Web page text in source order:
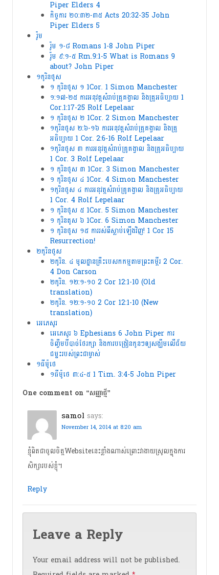
Piper Elders 4
កិច្ចការ ២០:៣២-៣៥ Acts 20:32-35 John
Piper Elders 5
រ៉ូម
រ៉ូម ១-៨ Romans 1-8 John Piper
រ៉ូម ៩:១-៥ Rm.9:1-5 What is Romans 9
about? John Piper
១កូរិនថូស
១ កូរិនថូស ១ 1Cor. 1 Simon Manchester
១:១៧-២៥ ការ​អនុវត្ត​សំរាប់​គ្រូគង្វាល​ និង​គ្រូ​អធិប្បាយ 1
Cor.1:17-25 Rolf Lepelaar
១ កូរិនថូស ២ 1Cor. 2 Simon Manchester
១កូរិនថូស ២:៦-១៦ ការ​អនុវត្ត​សំរាប់​គ្រូ​គង្វាល​ និង​គ្រូ​
អធិប្បាយ 1 Cor. 2:6-16 Rolf Lepelaar
១កូរិនថូស ៣ ការ​អនុវត្ត​សំរាប់​គ្រូ​គង្វាល​ និង​គ្រូ​អធិប្បាយ
1 Cor. 3 Rolf Lepelaar
១ កូរិនថូស ៣ 1Cor. 3 Simon Manchester
១ កូរិនថូស ៤ 1Cor. 4 Simon Manchester
១កូរិនថូស ៤ ការ​អនុវត្ត​សំរាប់​គ្រូ​គង្វាល​ និង​គ្រូ​អធិប្បាយ
1 Cor. 4 Rolf Lepelaar
១ កូរិនថូស ៥ 1Cor. 5 Simon Manchester
១ កូរិនតូស ៦ 1Cor. 6 Simon Manchester
១ កូរិនថូស ១៥ ការ​រស់​ពី​ស្លាប់​ឡើង​វិញ​! 1 Cor 15
Resurrection!
២កូរិនថូស
២កូរិន. ៤ មូលដ្ឋានគ្រឹះបេសកកម្មតាមព្រះគម្ពីរ 2 Cor.
4 Don Carson
២កូរិន. ១២:១-១០ 2 Cor 12:1-10 (Old
translation)
២កូរិន. ១២:១-១០ 2 Cor 12:1-10 (New
translation)
អេភេសូរ
អេភេសូរ ៦ Ephesians 6 John Piper ការ​
ចិញ្ចឹម​បី​បាច់​ថែរក្សា និង​ការ​បង្រៀន​កូនៗ​ឲ្យ​សង្ឃឹម​លើ​ជ័យ
ជម្នះ​របស់​ព្រះ​ជាម្ចាស់
១ធីម៉ូថេ
១ធីម៉ូថេ ៣:៤-៥ 1 Tim. 3:4-5 John Piper
One comment on “សញ្ញាថ្មី”
samol says:
November 14, 2014 at 8:20 am
ខ្ញុំពិតជាចូលចិត្តWebsiteនេះខ្លាំងណាស់ព្រោះវាងាយស្រូលក្នុងការ
សិក្សារបស់ខ្ញុំ។
Reply
Leave a Reply
Your email address will not be published.